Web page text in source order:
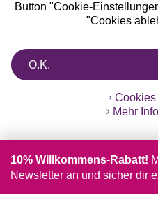
Button "Cookie-
"Cookies
O.K.
Mehr
10% Willkommens-Rabatt!
Newsletter an und sicher dir